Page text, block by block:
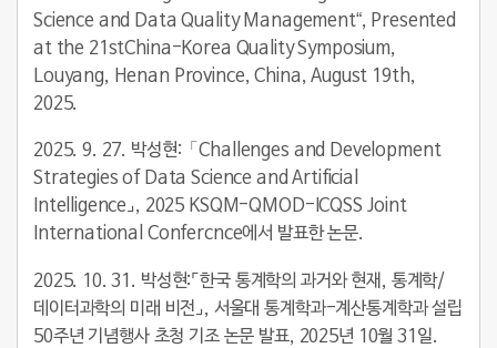
Science and Data Quality Management“, Presented
at the 21stChina-Korea Quality Symposium,
Louyang, Henan Province, China, August 19th,
2025.
2025. 9. 27. 박성현:「Challenges and Development
Strategies of Data Science and Artificial
Intelligence⌟, 2025 KSQM-QMOD-ICQSS Joint
International Confercnce에서 발표한 논문.
2025. 10. 31. 박성현:⌜한국 통계학의 과거와 현재, 통계학/
데이터과학의 미래 비전⌟, 서울대 통계학과-계산통계학과 설립
50주년 기념행사 초청 기조 논문 발표, 2025년 10월 31일.